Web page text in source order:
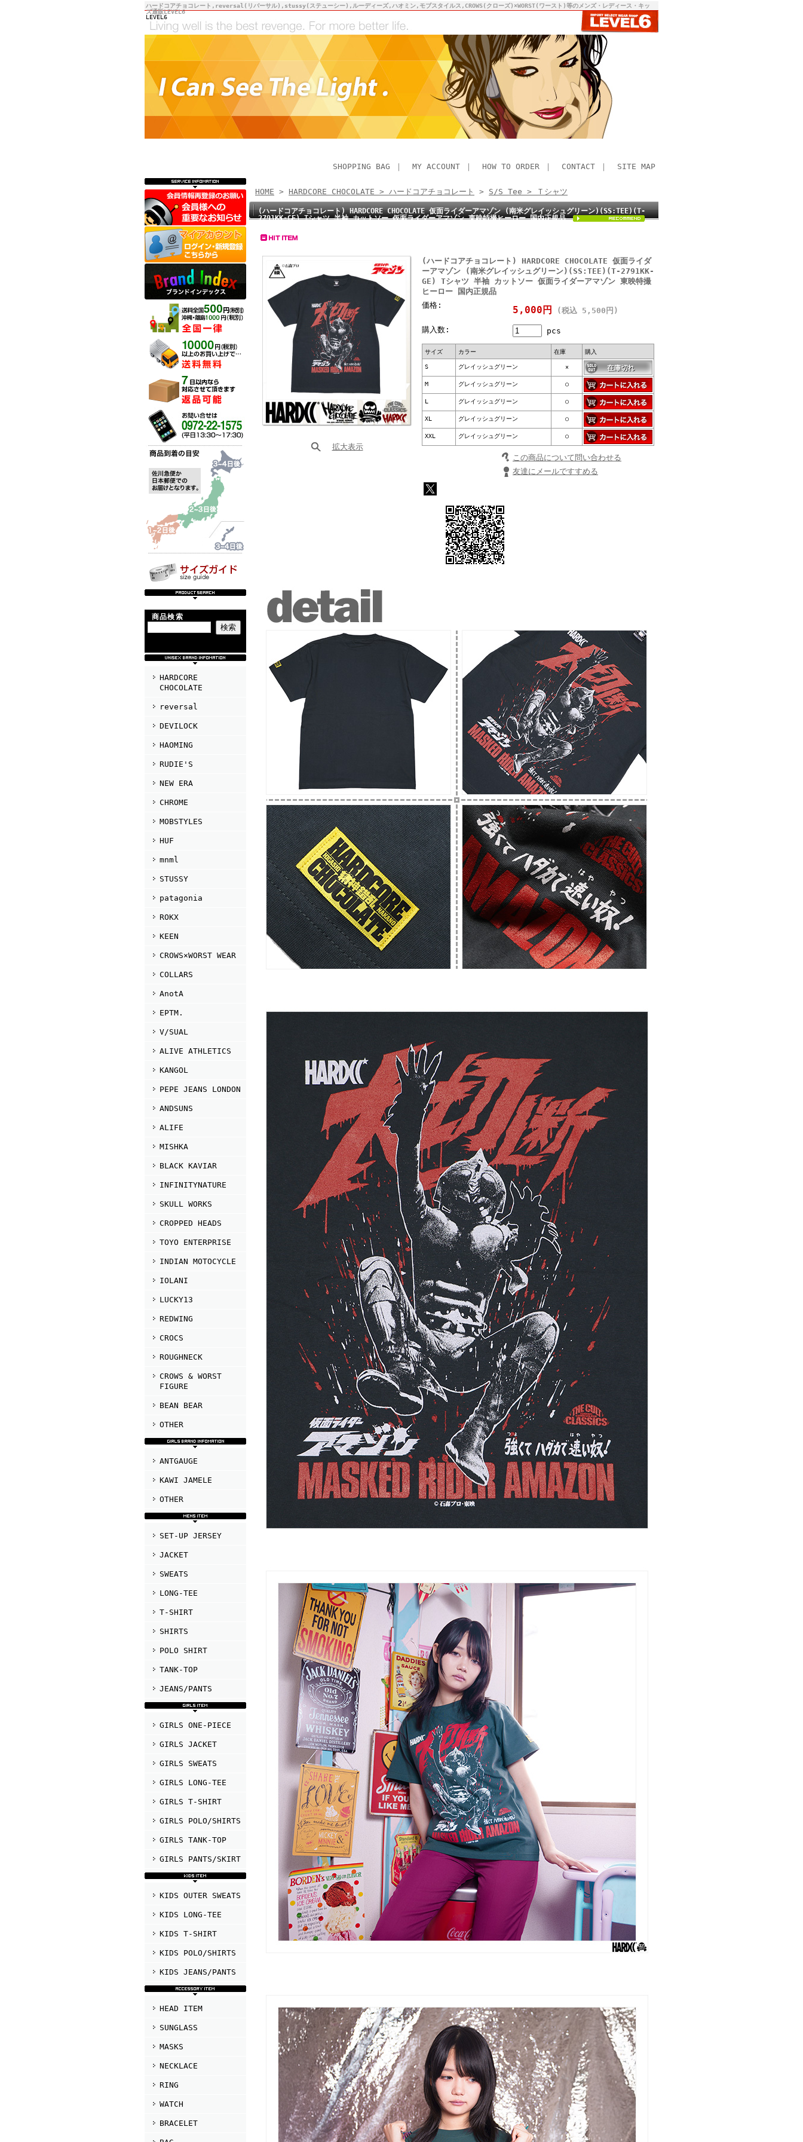
ハードコアチョコレート,reversal(リバーサル),stussy(ステューシー),ルーディーズ,ハオミン,モブスタイルス,CROWS(クローズ)×WORST(ワースト)等のメンズ・レディース・キッ
ズ通販LEVEL6
LEVEL6
SHOPPING BAG ｜ MY ACCOUNT ｜ HOW TO ORDER ｜ CONTACT ｜ SITE MAP
商品検索
HARDCORE
CHOCOLATE
reversal
DEVILOCK
HAOMING
RUDIE'S
NEW ERA
CHROME
MOBSTYLES
HUF
mnml
STUSSY
patagonia
ROKX
KEEN
CROWS×WORST WEAR
COLLARS
AnotA
EPTM.
V/SUAL
ALIVE ATHLETICS
KANGOL
PEPE JEANS LONDON
ANDSUNS
ALIFE
MISHKA
BLACK KAVIAR
INFINITYNATURE
SKULL WORKS
CROPPED HEADS
TOYO ENTERPRISE
INDIAN MOTOCYCLE
IOLANI
LUCKY13
REDWING
CROCS
ROUGHNECK
CROWS & WORST
FIGURE
BEAN BEAR
OTHER
ANTGAUGE
KAWI JAMELE
OTHER
SET-UP JERSEY
JACKET
SWEATS
LONG-TEE
T-SHIRT
SHIRTS
POLO SHIRT
TANK-TOP
JEANS/PANTS
GIRLS ONE-PIECE
GIRLS JACKET
GIRLS SWEATS
GIRLS LONG-TEE
GIRLS T-SHIRT
GIRLS POLO/SHIRTS
GIRLS TANK-TOP
GIRLS PANTS/SKIRT
KIDS OUTER SWEATS
KIDS LONG-TEE
KIDS T-SHIRT
KIDS POLO/SHIRTS
KIDS JEANS/PANTS
HEAD ITEM
SUNGLASS
MASKS
NECKLACE
RING
WATCH
BRACELET
HOME > HARDCORE CHOCOLATE > ハードコアチョコレート > S/S Tee > Ｔシャツ
(ハードコアチョコレート) HARDCORE CHOCOLATE 仮面ライダーアマゾン (南米グレイッシュグリーン)(SS:TEE)(T-
2791KK-GE) Tシャツ 半袖 カットソー 仮面ライダーアマゾン 東映特撮ヒーロー 国内正規品
拡大表示
(ハードコアチョコレート) HARDCORE CHOCOLATE 仮面ライダ
ーアマゾン (南米グレイッシュグリーン)(SS:TEE)(T-2791KK-
GE) Tシャツ 半袖 カットソー 仮面ライダーアマゾン 東映特撮
ヒーロー 国内正規品
価格:
5,000円 (税込 5,500円)
購入数: pcs
サイズ カラー 在庫 購入
S グレイッシュグリーン ×
M グレイッシュグリーン ○
L グレイッシュグリーン ○
XL グレイッシュグリーン ○
XXL グレイッシュグリーン ○
この商品について問い合わせる
友達にメールですすめる